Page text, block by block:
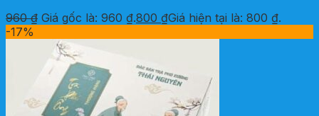
960₫ Giá gốc là: 960 ₫.800 ₫Giá hiện tại là: 800 ₫.
-17%